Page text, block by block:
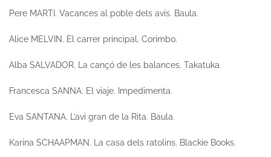
Pere MARTI. Vacances al poble dels avis. Baula.
Alice MELVIN. El carrer principal. Corimbo.
Alba SALVADOR. La cançó de les balances. Takatuka.
Francesca SANNA. El viaje. Impedimenta.
Eva SANTANA. L’avi gran de la Rita. Baula.
Karina SCHAAPMAN. La casa dels ratolins. Blackie Books.